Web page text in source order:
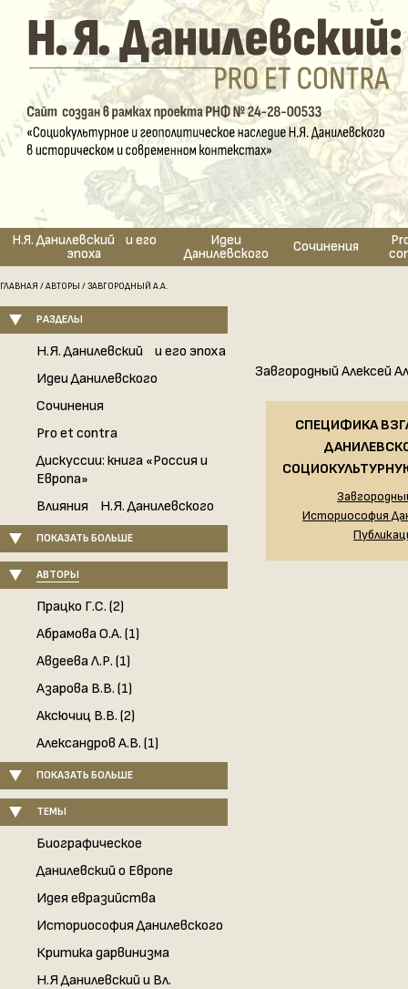
Н.Я. Данилевский и его
эпоха
Идеи
Данилевского Сочинения
ГЛАВНАЯ /АВТОРЫ / ЗАВГОРОДНЫЙ А.А.
РАЗДЕЛЫ
Н.Я. Данилевский и его эпоха
Идеи Данилевского
Сочинения
Pro et contra
Дискуссии: книга «Россия и
Европа»
Влияния Н.Я. Данилевского
ПОКАЗАТЬ БОЛЬШЕ
АВТОРЫ
Працко Г.С. (2)
Абрамова О.А. (1)
Авдеева Л.Р. (1)
Азарова В.В. (1)
Аксючиц В.В. (2)
Александров А.В. (1)
ПОКАЗАТЬ БОЛЬШЕ
ТЕМЫ
Биографическое
Данилевский о Европе
Идея евразийства
Историософия Данилевского
Критика дарвинизма
Н.Я Данилевский и Вл.
Завгородный Алексей
СПЕЦИФИКА
Историософия